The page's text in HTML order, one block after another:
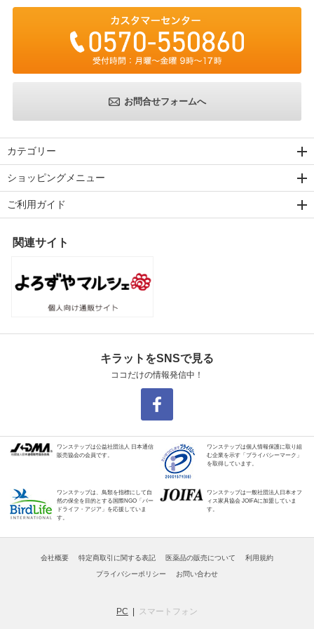
お問合せフォームへ
カテゴリー
ショッピングメニュー
ご利用ガイド
関連サイト
キラットをSNSで見る
ココだけの情報発信中！
ワンステップは公益社団法人 日本通信
販売協会の会員です。
ワンステップは個人情報保護に取り組
む企業を示す「プライバシーマーク」
を取得しています。
ワンステップは、鳥類を指標にして自
然の保全を目的とする国際NGO「バー
ドライフ・アジア」を応援していま
す。
ワンステップは一般社団法人日本オフ
ィス家具協会 JOIFAに加盟していま
す。
会社概要 特定商取引に関する表記 医薬品の販売について 利用規約
プライバシーポリシー お問い合わせ
PC スマートフォン